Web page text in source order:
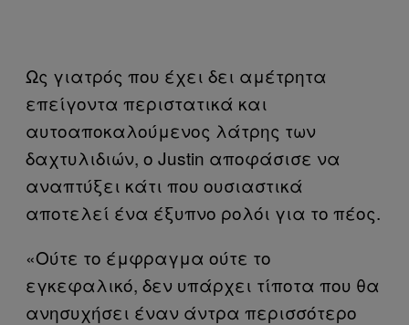
Ως γιατρός που έχει δει αμέτρητα
επείγοντα περιστατικά και
αυτοαποκαλούμενος λάτρης των
δαχτυλιδιών, ο Justin αποφάσισε να
αναπτύξει κάτι που ουσιαστικά
αποτελεί ένα έξυπνο ρολόι για το πέος.
«Ούτε το έμφραγμα ούτε το
εγκεφαλικό, δεν υπάρχει τίποτα που θα
ανησυχήσει έναν άντρα περισσότερο